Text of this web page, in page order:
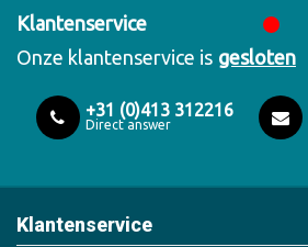
Klantenservice
Onze klantenservice is gesloten
+31 (0)413 312216
Direct answer
Klantenservice